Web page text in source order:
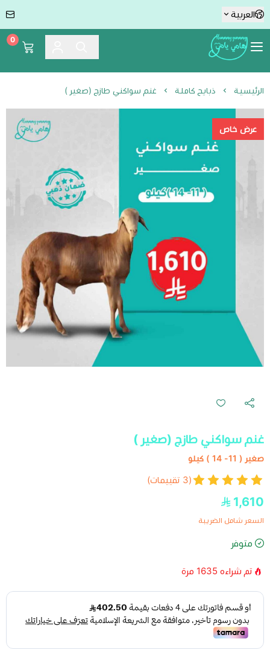
العربية
Hummmy :-) Yummmy هامي يامي
0
الرئيسية ذبايح كاملة غنم سواكني طازج (صغير )
عرض خاص
غنم سواكني طازج (صغير )
صغير ( 11- 14 ) كيلو
(3 تقييمات)
1,610
السعر شامل الضريبة
متوفر
تم شراءه 1635 مرة